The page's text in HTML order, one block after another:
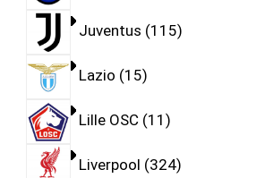
Juventus 115
Lazio 15
Lille OSC 11
Liverpool 324